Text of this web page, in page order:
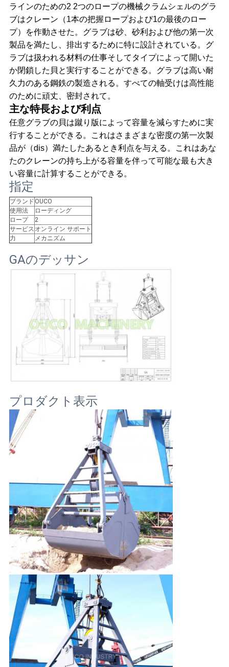
理
ニ
ュ
ー
ス
事
件
CONTACT
US
地
図
シ
ー
ポ
リ
ー
ラインのための2 2つのロープの機械クラムシェルのグラ
ブはクレーン（1本の把握ロープおよび1の最後のロー
プ）を作動させた。グラブは砂、砂利および他の第一次
製品を満たし、排出するために特に設計されている。グ
ラブは扱われる材料の仕事そしてタイプによって開いた
か閉鎖した貝と実行することができる。グラブは高い耐
久力のある鋼鉄の製造される。すべての軸受けは高性能
のために頑丈、密封されて。
主な特長および利点
任意グラブの貝は蹴り版によって容量を減らすために実
行することができる。これはさまざまな密度の第一次製
品が（dis）満たしたあるとき利点を与える。これはあな
たのクレーンの持ち上がる容量を伴って可能な最も大き
い容量に計算することができる。
指定
ブランド OUCO
使用法
ローディング
ロープ
2
サービス オンライン サポート
力
メカニズム
GAのデッサン
プロダクト表示